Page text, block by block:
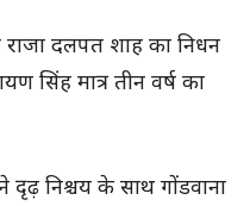
राजा दलपत शाह का निधन
सिंह मात्र तीन वर्ष का
दृढ़ निश्चय के साथ गोंडवाना